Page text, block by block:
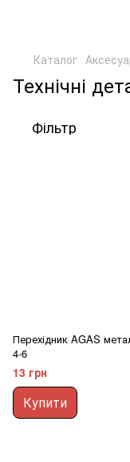
Каталог
Технічні
Фільтр
Перехідник AGAS
4-6
13 грн
Купити